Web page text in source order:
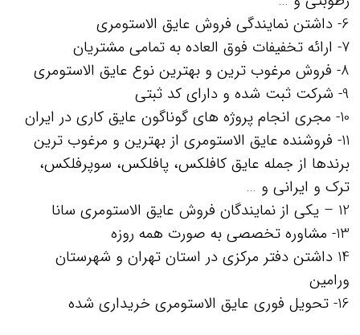
6- داشتن نمایندگی فروش عایق الاستومری
7- ارائه تخفیفات فوق العاده به تمامی مشتریان
8- فروش مرغوب ترین و بهترین نوع عایق الاستومری
9- شرکت ثبت شده و دارای کد ثبتی
10- مجری انجام پروژه های گوناگون عایق کاری در ایران
11- فروشنده عایق الاستومری از بهترین و مرغوب ترین
برندها از جمله عایق کافلکس، پافلکس، سوپرفلکس،
ترک و ایرانی و …
12 – یکی از نمایندگان فروش عایق الاستومری سانا
13- مشاوره تخصصی به صورت همه روزه
14 داشتن دفتر مرکزی در استان تهران و شهرستان
ورامین
16- تحویل فوری عایق الاستومری خریداری شده